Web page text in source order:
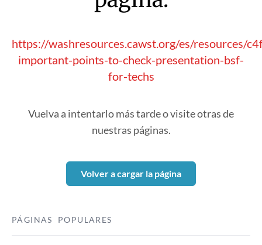
https://washresources.cawst.org/es/resources/
important-points-to-check-presentation-bsf-
for-techs
Vuelva a intentarlo más tarde o visite otras de
nuestras páginas.
Volver a cargar la página
PÁGINAS POPULARES